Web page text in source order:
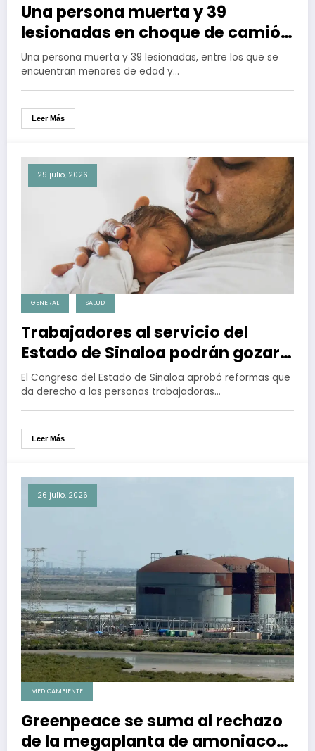
Una persona muerta y 39
lesionadas en choque de camión
de pasajero con destino a
Tijuana
Una persona muerta y 39 lesionadas, entre los que se
encuentran menores de edad y…
Leer Más
29 julio, 2026
GENERAL SALUD
Trabajadores al servicio del
Estado de Sinaloa podrán gozar
de 10 días de licencia por
paternidad
El Congreso del Estado de Sinaloa aprobó reformas que
da derecho a las personas trabajadoras…
Leer Más
26 julio, 2026
MEDIOAMBIENTE
Greenpeace se suma al rechazo
de la megaplanta de amoniaco